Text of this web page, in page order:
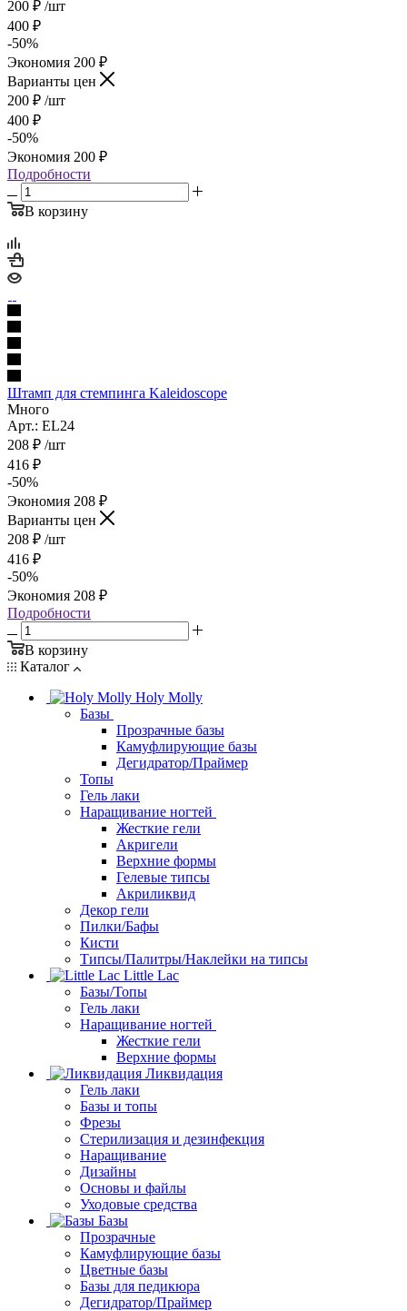
200 ₽ /шт
400 ₽
-50%
Экономия 200 ₽
Варианты цен
200 ₽ /шт
400 ₽
-50%
Экономия 200 ₽
Подробности
В корзину
Штамп для стемпинга Kaleidoscope
Много
Арт.: EL24
208 ₽ /шт
416 ₽
-50%
Экономия 208 ₽
Варианты цен
208 ₽ /шт
416 ₽
-50%
Экономия 208 ₽
Подробности
В корзину
Каталог
Holy Molly
Базы
Прозрачные базы
Камуфлирующие базы
Дегидратор/Праймер
Топы
Гель лаки
Наращивание ногтей
Жесткие гели
Акригели
Верхние формы
Гелевые типсы
Акриликвид
Декор гели
Пилки/Бафы
Кисти
Типсы/Палитры/Наклейки на типсы
Little Lac
Базы/Топы
Гель лаки
Наращивание ногтей
Жесткие гели
Верхние формы
Ликвидация
Гель лаки
Базы и топы
Фрезы
Стерилизация и дезинфекция
Наращивание
Дизайны
Основы и файлы
Уходовые средства
Базы
Прозрачные
Камуфлирующие базы
Цветные базы
Базы для педикюра
Дегидратор/Праймер